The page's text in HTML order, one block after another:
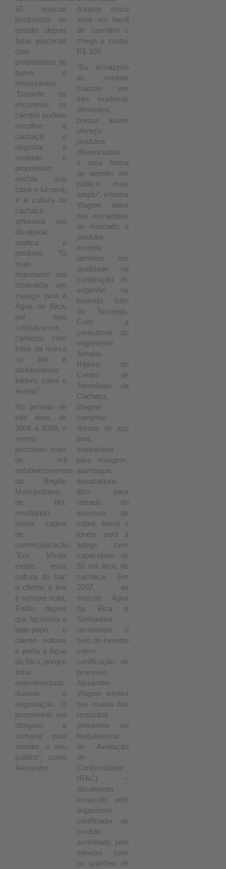
50 marcas
produzidas no
estado; depois
fazia parcerias
com
proprietários de
bares e
restaurantes.
"Durante os
encontros, os
clientes podiam
escolher a
cachaça e
degustar à
vontade; o
proprietário
enchia sua
casa e lucrava,
e a cultura da
cachaça
artesanal era
divulgada",
explica o
produtor. "O
mais
importante era
consolidar um
espaço para a
Água da Bica,
por isso
colocávamos
cartazes com
fotos da marca
no bar e
distribuíamos
folders sobre o
evento".
No período de
três anos, de
2006 a 2008, o
evento
percorreu mais
de mil
estabelecimentos
da Região
Metropolitana
de BH,
resultando
numa cadeia
de
comercialização.
"Em Minas
existe essa
cultura do bar,
o cliente é leal
e sempre volta.
Então, depois
que fazíamos o
bate-papo, o
cliente voltava
e pedia a Água
da Bica, porque
tinha
experimentado
durante a
degustação. O
proprietário era
obrigado a
comprar para
atender o seu
público", conta
Alexandre.
durante cinco
anos em barril
de carvalho e
chega a custar
R$ 300.
"Eu armazeno
as minhas
marcas em
três madeiras
diferentes,
porque assim
ofereço
produtos
diferenciados;
é uma forma
de atender um
público mais
amplo", informa
Wagner. Além
das estratégias
de mercado, o
produtor
investiu
também em
qualidade na
construção do
engenho na
fazenda Sítio
do Sossego.
Com a
consultoria do
engenheiro
Arnaldo
Ribeiro, do
Centro de
Tecnologia da
Cachaça,
Wagner
comprou
dornas de aço
inox,
maquinário
para moagem,
alambique,
envazadora,
filtro para
retirada do
excesso de
cobre, barris e
tonéis para a
adega com
capacidade de
55 mil litros de
cachaça. Em
2007, as
marcas Água
da Bica e
Sonhadora
receberam o
selo do Inmetro
como
certificação de
processo.
Alexandre
Wagner lembra
que muitos dos
requisitos
presentes no
Regulamento
de Avaliação
de
Conformidade
(RAC) –
documento
fornecido pelo
organismo
certificador de
produto
acreditado pelo
Inmetro com
os padrões de